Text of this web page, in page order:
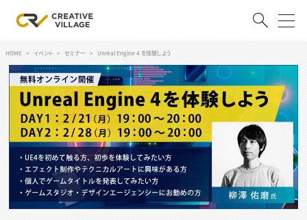
ログイン 会員登録
RECRUIT
クリエイター求人を探す
CREATIVE JOB求人検索
特集求人
採用説明会
HOME イベント セミナー Unreal Engine 4 を体験しよう